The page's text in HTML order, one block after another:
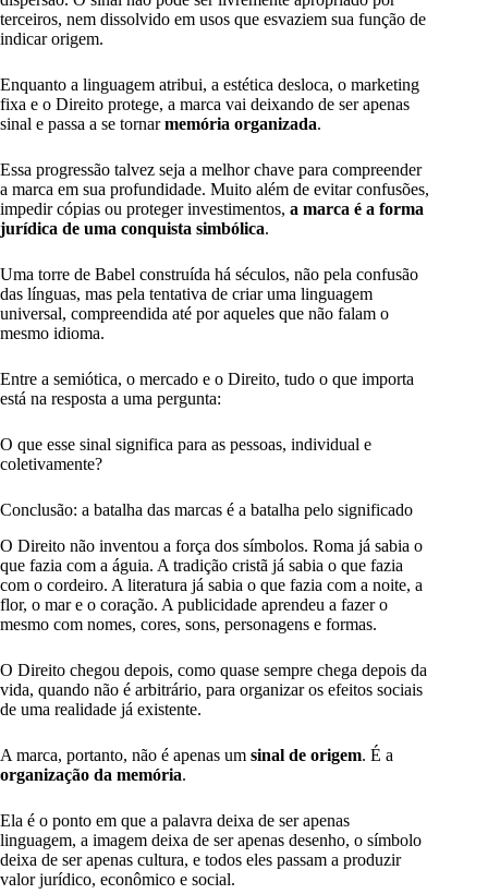
terceiros, nem dissolvido em usos que esvaziem sua função de
indicar origem.
Enquanto a linguagem atribui, a estética desloca, o marketing
fixa e o Direito protege, a marca vai deixando de ser apenas
sinal e passa a se tornarmemória organizada.
Essa progressão talvez seja a melhor chave para compreender
a marca em sua profundidade. Muito além de evitar confusões,
impedir cópias ou proteger investimentos, a marca é a forma
jurídica de uma conquista simbólica.
Uma torre de Babel construída há séculos, não pela confusão
das línguas, mas pela tentativa de criar uma linguagem
universal, compreendida até por aqueles que não falam o
mesmo idioma.
Entre a semiótica, o mercado e o Direito, tudo o que importa
está na resposta a uma pergunta:
O que esse sinal significa para as pessoas, individual e
coletivamente?
Conclusão: a batalha das marcas é a batalha pelo significado
O Direito não inventou a força dos símbolos. Roma já sabia o
que fazia com a águia. A tradição cristã já sabia o que fazia
com o cordeiro. A literatura já sabia o que fazia com a noite, a
flor, o mar e o coração. A publicidade aprendeu a fazer o
mesmo com nomes, cores, sons, personagens e formas.
O Direito chegou depois, como quase sempre chega depois da
vida, quando não é arbitrário, para organizar os efeitos sociais
de uma realidade já existente.
A marca, portanto, não é apenas um sinal de origem. É a
organização da memória.
Ela é o ponto em que a palavra deixa de ser apenas
linguagem, a imagem deixa de ser apenas desenho, o símbolo
deixa de ser apenas cultura, e todos eles passam a produzir
valor jurídico, econômico e social.